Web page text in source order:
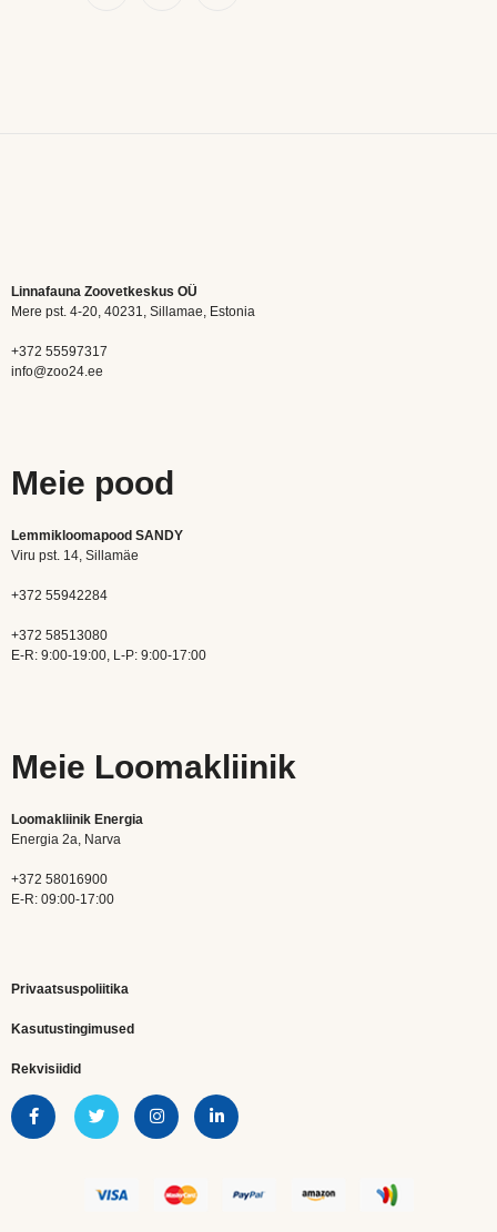
Linnafauna Zoovetkeskus OÜ
Mere pst. 4-20, 40231, Sillamae, Estonia
+372 55597317
info@zoo24.ee
Meie pood
Lemmikloomapood SANDY
Viru pst. 14, Sillamäe
+372 55942284
+372 58513080
E-R: 9:00-19:00, L-P: 9:00-17:00
Meie Loomakliinik
Loomakliinik Energia
Energia 2a, Narva
+372 58016900
E-R: 09:00-17:00
Privaatsuspoliitika
Kasutustingimused
Rekvisiidid